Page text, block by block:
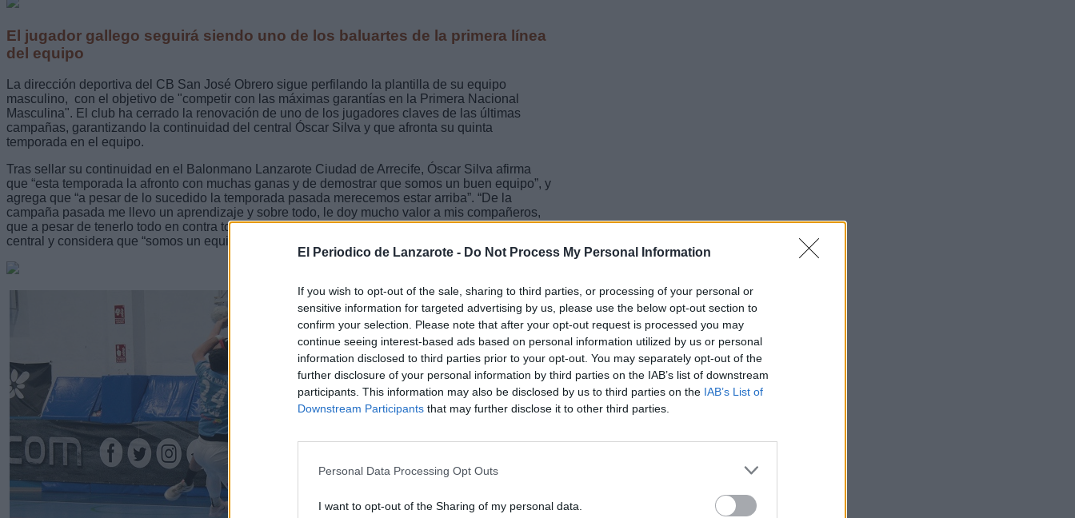
El Periodico de Lanzarote - Do Not Process My Personal Information
If you wish to opt-out of the sale, sharing to third parties, or processing of your personal or
sensitive information for targeted advertising by us, please use the below opt-out section to
confirm your selection. Please note that after your opt-out request is processed you may
continue seeing interest-based ads based on personal information utilized by us or personal
information disclosed to third parties prior to your opt-out. You may separately opt-out of the
further disclosure of your personal information by third parties on the IAB’s list of downstream
participants. This information may also be disclosed by us to third parties on the IAB’s List of
Downstream Participants that may further disclose it to other third parties.
Personal Data Processing Opt Outs
I want to opt-out of the Sharing of my personal data.
El jugador gallego seguirá siendo uno de los baluartes de la primera línea
del equipo
La dirección deportiva del CB San José Obrero sigue perfilando la plantilla de su equipo
masculino, con el objetivo de "competir con las máximas garantías en la Primera Nacional
Masculina". El club ha cerrado la renovación de uno de los jugadores claves de las últimas
campañas, garantizando la continuidad del central Óscar Silva y que afronta su quinta
temporada en el equipo.
Tras sellar su continuidad en el Balonmano Lanzarote Ciudad de Arrecife, Óscar Silva afirma
que “esta temporada la afronto con muchas ganas y de demostrar que somos un buen equipo”, y
agrega que “a pesar de lo sucedido la temporada pasada merecemos estar arriba”. “De la
campaña pasada me llevo un aprendizaje y sobre todo, le doy mucho valor a mis compañeros,
que a pesar de tenerlo todo en contra todos tratamos de dar nuestro máximo nivel”, explica el
central y considera que “somos un equipo dentro y fuera de la pista”.